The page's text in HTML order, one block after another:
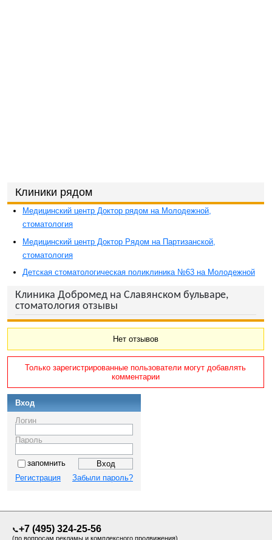
Клиники рядом
Медицинский центр Доктор рядом на Молодежной,
стоматология
Медицинский центр Доктор Рядом на Партизанской,
стоматология
Детская стоматологическая поликлиника №63 на Молодежной
Клиника Добромед на Славянском бульваре,
стоматология отзывы
Нет отзывов
Только зарегистрированные пользователи могут добавлять
комментарии
Вход
Логин
Пароль
запомнить
Регистрация
Забыли пароль?
📞+7 (495) 324-25-56
(по вопросам рекламы и комплексного продвижения)